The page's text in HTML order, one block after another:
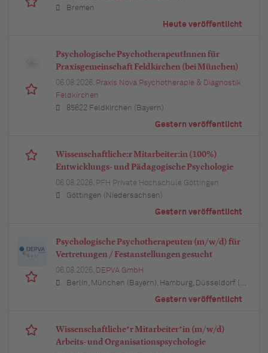
Bremen
Heute veröffentlicht
Psychologische PsychotherapeutInnen für
Praxisgemeinschaft Feldkirchen (bei München)
06.08.2026, Praxis Nova Psychotherapie & Diagnostik
Feldkirchen
85622 Feldkirchen (Bayern)
Gestern veröffentlicht
Wissenschaftliche:r Mitarbeiter:in (100%)
Entwicklungs- und Pädagogische Psychologie
06.08.2026, PFH Private Hochschule Göttingen
Göttingen (Niedersachsen)
Gestern veröffentlicht
Psychologische Psychotherapeuten (m/w/d) für
Vertretungen / Festanstellungen gesucht
06.08.2026, DEPVA GmbH
Berlin, München (Bayern), Hamburg, Düsseldorf (Nordrhein-Westfalen), Köln (Nordrhein-Westfalen), Essen (Nordrhein-Westfalen), Dortmund (Nordrhein-Westfalen), Stuttgart (Baden-Württemberg), Heilbronn (Baden-Württemberg), Hannover (Niedersachsen), Rostock (Mecklenburg-Vorpommern), Kiel (Schleswig-Holstein), Augsburg (Bayern), Nürnberg (Bayern), Frankfurt am Main (Hessen), Bremen, Schwerin (Mecklenburg-Vorpommern), Mainz (Rheinland-Pfalz), Saarbrücken (Saarland), Dresden (Sachsen), Magdeburg (Sachsen-Anhalt), Potsdam (Brandenburg), Erfurt (Thüringen), Würzburg (Bayern), Heilbronn (Baden-Württemberg), Leipzig (Sachsen)
Gestern veröffentlicht
Wissenschaftliche*r Mitarbeiter*in (m/w/d)
Arbeits- und Organisationspsychologie